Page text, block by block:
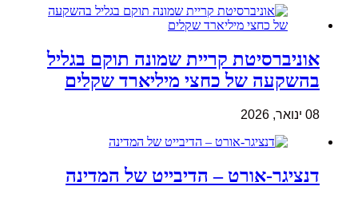
אוניברסיטת קריית שמונה תוקם בגליל
בהשקעה של כחצי מיליארד שקלים
08 ינואר, 2026
דנציגר-אורט – הדיבייט של המדינה